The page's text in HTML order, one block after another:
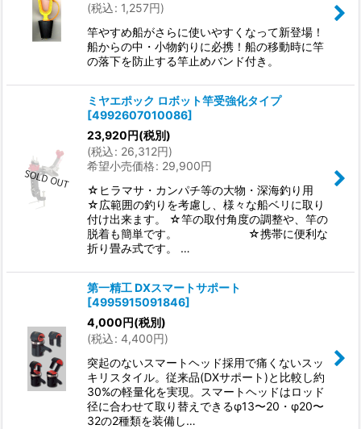
(税込: 1,257円)
竿やすめ船がさらに使いやすくなって新登場！
船からの中・小物釣りに必携！船の移動時に竿
の落下を防止する竿止めバンド付き。
ミヤエポック ロボット竿受強化タイプ
[4992607010086]
23,920円(税別)
(税込: 26,312円)
希望小売価格: 29,900円
☆ヒラマサ・カンパチ等の大物・深海釣り用
☆広範囲の釣りを考慮し、様々な船ベリに取り
付け出来ます。 ☆竿の取付角度の調整や、竿の
脱着も簡単です。 ☆携帯に便利な
折り畳み式です。 …
第一精工 DXスマートサポート
[4995915091846]
4,000円(税別)
(税込: 4,400円)
突起のないスマートヘッド採用で痛くないスッ
キリスタイル。従来品(DXサポート)と比較し約
30%の軽量化を実現。スマートヘッドはロッド
径に合わせて取り替えできるφ13〜20・φ20〜
32の2種類を装備し…